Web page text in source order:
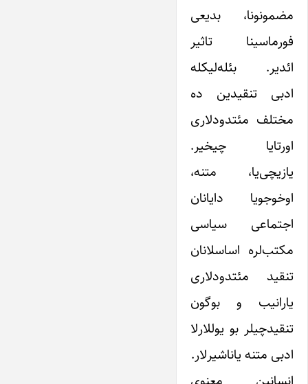
مضمونونا، بدیعی
فورما‌سینا تاثیر
ائدیر. بئله‌لیکله
ادبی تنقیدین ده
مختلف مئتدودلاری
اورتایا چیخیر.
یازیچی‌‌یا، متنه،
اوخوجویا دایانان
اجتماعی ‌سیاسی
مکتب‌لره اساسلانان
تنقید مئتدودلاری
یارانیب و بوگون
تنقیدچیلر بو یوللارلا
ادبی متنه یاناشیرلار.